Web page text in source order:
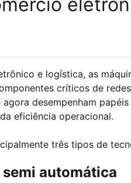
e logística, as
críticos de
desempenham
eficiência operacional.
três tipos de
semi automática